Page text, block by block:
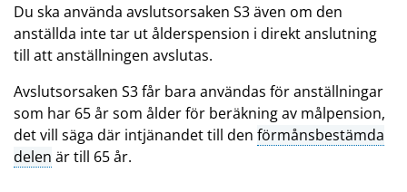
Du ska använda avslutsorsaken S3 även om den
anställda inte tar ut ålderspension i direkt anslutning
till att anställningen avslutas.
Avslutsorsaken S3 får bara användas för anställningar
som har 65 år som ålder för beräkning av målpension,
det vill säga där intjänandet till den förmånsbestämda
delen är till 65 år.